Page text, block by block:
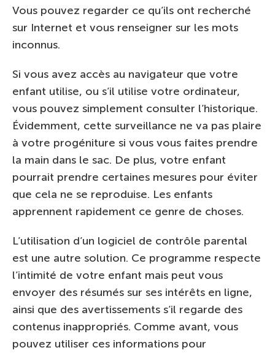
Vous pouvez regarder ce qu’ils ont recherché
sur Internet et vous renseigner sur les mots
inconnus.
Si vous avez accès au navigateur que votre
enfant utilise, ou s’il utilise votre ordinateur,
vous pouvez simplement consulter l’historique.
Évidemment, cette surveillance ne va pas plaire
à votre progéniture si vous vous faites prendre
la main dans le sac. De plus, votre enfant
pourrait prendre certaines mesures pour éviter
que cela ne se reproduise. Les enfants
apprennent rapidement ce genre de choses.
L’utilisation d’un logiciel de contrôle parental
est une autre solution. Ce programme respecte
l’intimité de votre enfant mais peut vous
envoyer des résumés sur ses intérêts en ligne,
ainsi que des avertissements s’il regarde des
contenus inappropriés. Comme avant, vous
pouvez utiliser ces informations pour